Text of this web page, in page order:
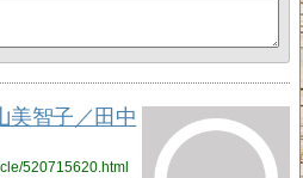
智子／田中
520715620.html